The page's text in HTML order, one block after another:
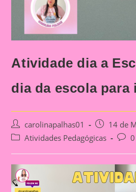
Atividade dia a
dia da escola para
Post
author:
carolinapalhas01
Post
published:
14 de
PostAtividades Pedagógicas
Post